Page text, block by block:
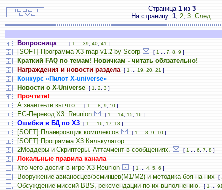
Страница 1 из 3
На страницу: 1, 2, 3 След.
Вопросница [ 1 39 40 41 ]
[SOFT] Программа X3 map v1.2 by Scorp [ 1 7 8 9 ]
Краткий FAQ по темам! Новичкам - читать обязательно!
Награждения и новости раздела
[ 1 19 20 21 ]
Конкурс «Пилот Х-universe»
Новости о X-Universe
[ 1 2 3 ]
Прочтите!
А знаете-ли вы что...
[ 1 8 9 10 ]
EG-Перевод X3: Reunion [ 1 14 15 16 ]
Ошибки в БД по Х3 [ 1 16 17 18 ]
[SOFT] Планировщик комплексов [ 1 8 9 10 ]
[SOFT] Программа X3 Калькулятор
2Моддеры и Скриптеры. Аттачмент в сообщениях.
[ 1 6 7 8 ]
Локальные правила канала
Кто чего достиг в игре Х3 Reunion
[ 1 4 5 6 ]
Вооружение авианосцев/эсминцев(М1/М2) и методика боя на них [
Обсуждение миссий BBS, рекомендации по их выполнению. [ 1